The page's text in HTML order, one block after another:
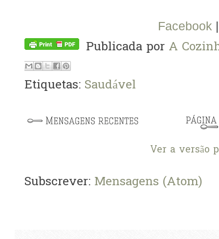
Facebook
Publicada por A
Etiquetas: Saudável
Ver a versão
Subscrever: Mensagens (Atom)